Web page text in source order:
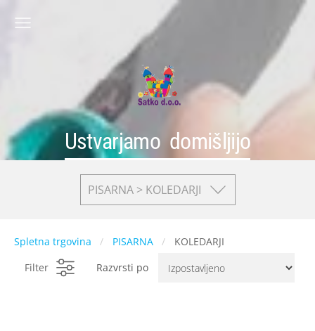
Ustvarjamo domišljijo
PISARNA > KOLEDARJI
Spletna trgovina PISARNA
KOLEDARJI
Filter
Razvrsti po